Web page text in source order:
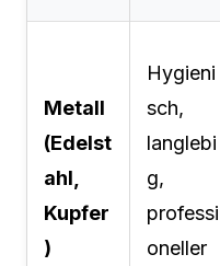
Metall
(Edelst
ahl,
Kupfer
)
Hygieni
sch,
langlebi
g,
professi
oneller